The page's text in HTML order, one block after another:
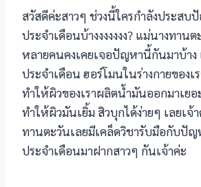
สวัสดีค่ะสาวๆ ช่วงนี้ใครกำลังประส
ประจำเดือนบ้างงงงงงง? แม่นางทาน
หลายคนคงเคยเจอปัญหานี้กันมาบ้าง
ประจำเดือน ฮอร์โมนในร่างกายของ
ทำให้ผิวของเราผลิตน้ำมันออกมาเย
ทำให้ผิวมันเยิ้ม สิวบุกได้ง่ายๆ เลยเจ้
ทานตะวันเลยมีเคล็ดวิชารับมือกับปั
ประจำเดือนมาฝากสาวๆ กันเจ้าค่ะ